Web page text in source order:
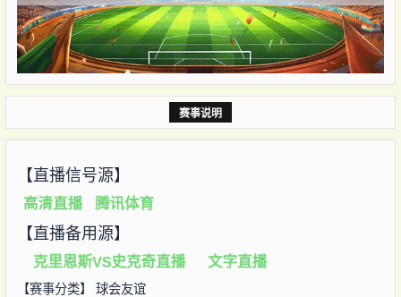
赛事说明
【直播信号源】
高清直播 腾讯体育
【直播备用源】
克里恩斯VS史克奇直播 文字直播
【赛事分类】 球会友谊